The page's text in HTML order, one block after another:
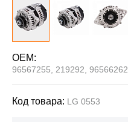
OEM:
96567255, 219292, 96566262
Код товара: LG 0553